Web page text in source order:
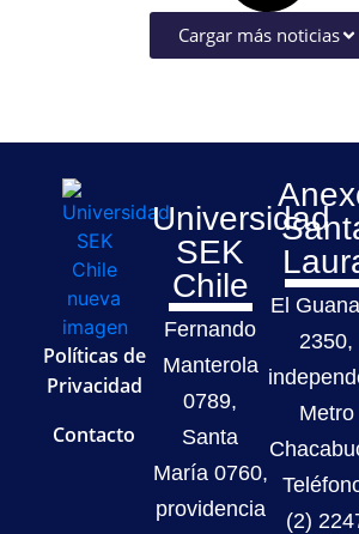
Cargar más noticias
Políticas de
Privacidad
Contacto
Universidad
SEK
Chile
Fernando
Manterola
0789,
Santa
María 0760,
providencia
El
2350,
Metro
(2)